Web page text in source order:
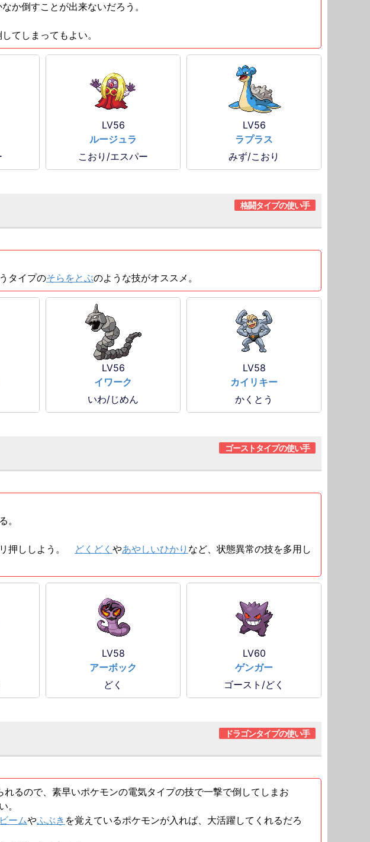
か倒すことが出来ないだろう。
てしまってもよい。
LV56
ルージュラ
こおり/エスパー
LV56
ラプラス
みず/こおり
格闘タイプの使い手
タイプのそらをとぶのような技がオススメ。
LV56
イワーク
いわ/じめん
LV58
カイリキー
かくとう
ゴーストタイプの使い手
。
押ししよう。
どくどく やあやしいひかり など、状態異常の技を多用し
LV58
アーボック
どく
LV60
ゲンガー
ゴースト/どく
ドラゴンタイプの使い手
るので、素早いポケモンの電気タイプの技で一撃で倒してしまお
。
ームやふぶき を覚えているポケモンが入れば、大活躍してくれるだろ